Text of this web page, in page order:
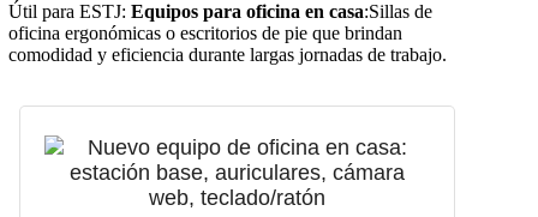
Útil para ESTJ:Equipos para oficina en casa:Sillas de
oficina ergonómicas o escritorios de pie que brindan
comodidad y eficiencia durante largas jornadas de trabajo.